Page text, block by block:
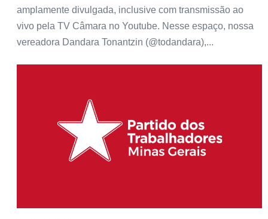
amplamente divulgada, inclusive com transmissão ao
vivo pela TV Câmara no Youtube. Nesse espaço, nossa
vereadora Dandara Tonantzin (@todandara),...